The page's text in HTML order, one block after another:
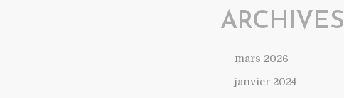
ARCHIVES
mars 2026
janvier 2024